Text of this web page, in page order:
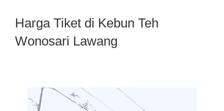
Harga Tiket di Kebun Teh
Wonosari Lawang